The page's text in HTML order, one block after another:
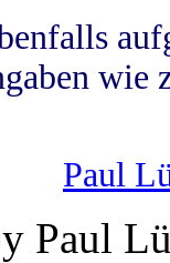
wie
Paul
Paul